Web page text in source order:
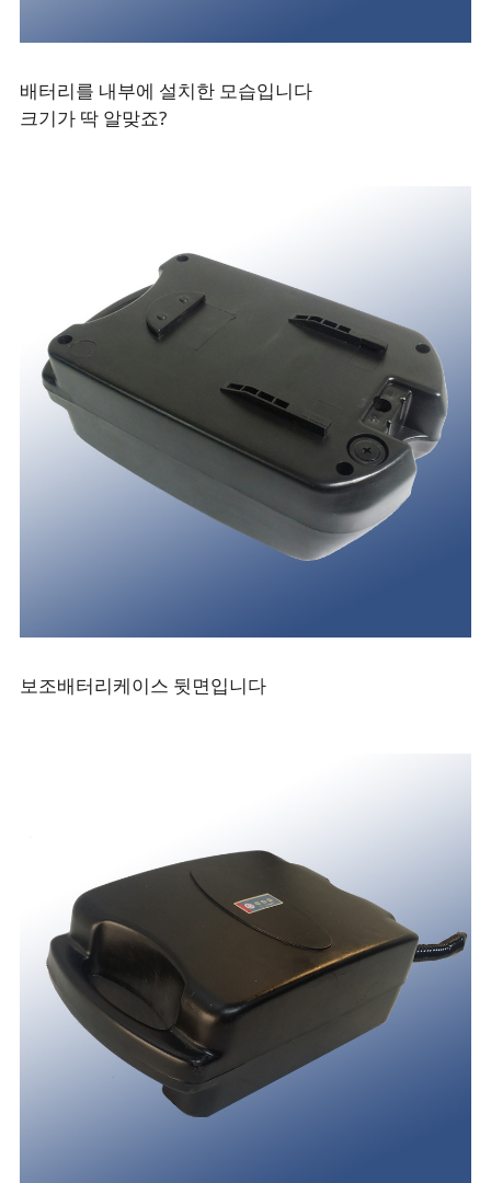
배터리를 내부에 설치한 모습입니다
크기가 딱 알맞죠?
보조배터리케이스 뒷면입니다